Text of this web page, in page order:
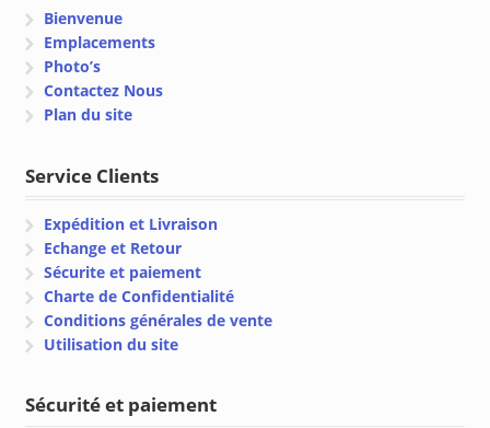
Bienvenue
Emplacements
Photo’s
Contactez Nous
Plan du site
Service Clients
Expédition et Livraison
Echange et Retour
Sécurite et paiement
Charte de Confidentialité
Conditions générales de vente
Utilisation du site
Sécurité et paiement